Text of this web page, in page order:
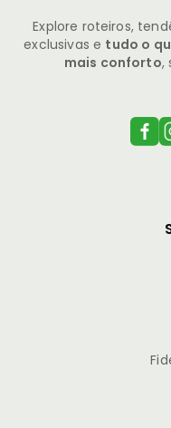
Explore roteiros,
exclusivas e tudo o
mais conforto,